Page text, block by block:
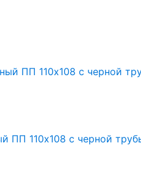
ПП 110х108 с черной